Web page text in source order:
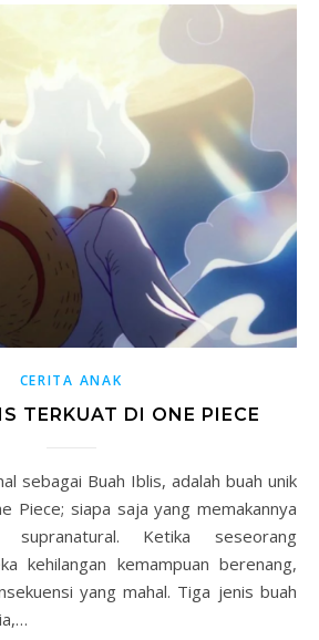
CERITA ANAK
TERKUAT DI ONE PIECE
Piece; siapa saja yang memakannya
supranatural. Ketika seseorang
kehilangan kemampuan berenang,
yang mahal. Tiga jenis buah